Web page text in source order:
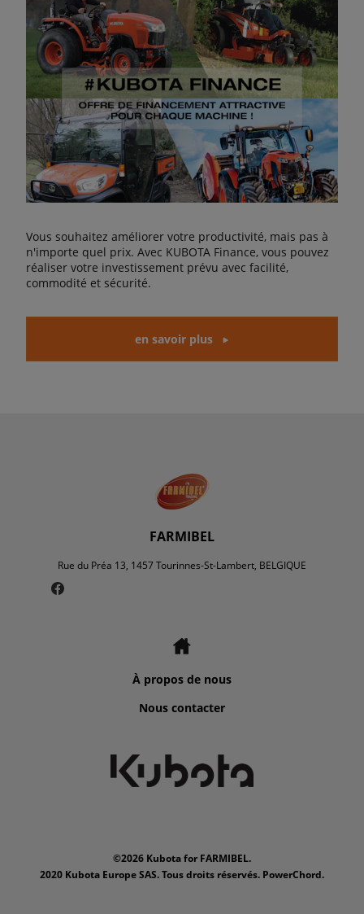
Vous souhaitez améliorer votre productivité, mais pas à
n'importe quel prix. Avec KUBOTA Finance, vous pouvez
réaliser votre investissement prévu avec facilité,
commodité et sécurité.
en savoir plus
FARMIBEL
Rue du Préa 13, 1457 Tourinnes-St-Lambert, BELGIQUE
À propos de nous
Nous contacter
©2026 Kubota for FARMIBEL.
2020 Kubota Europe SAS. Tous droits réservés. PowerChord.